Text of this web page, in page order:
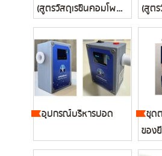
(สูตรวัสดุเรซินคอมโพ
สิต)...
(สูตร
แทร
อุปกรณ์บริหารปอด
ชุด
ของ
ซีเมี